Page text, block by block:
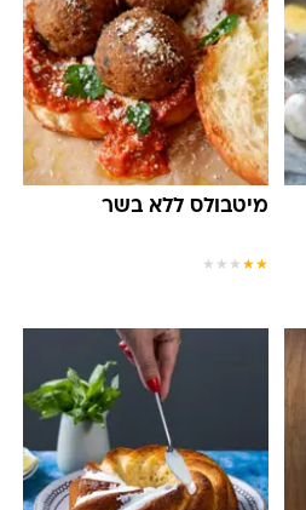
מיטבולס ללא בשר
★
★
★
★
★